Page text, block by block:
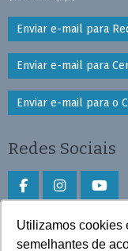
Utilizamos cookies
semelhantes de
Enviar e-mail para
Enviar e-mail para
Enviar e-mail para o
Redes Sociais
Faça download